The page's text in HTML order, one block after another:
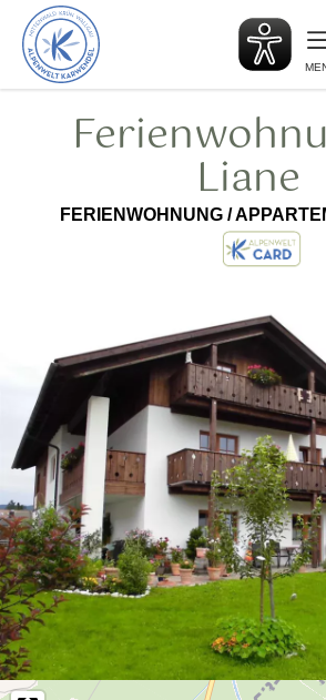
zurück
zur
Startseite
Liane
FERIENWOHNUNG /